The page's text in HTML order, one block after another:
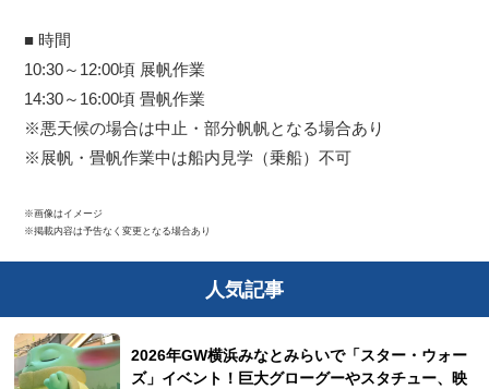
■ 時間
10:30～12:00頃 展帆作業
14:30～16:00頃 畳帆作業
※悪天候の場合は中止・部分帆帆となる場合あり
※展帆・畳帆作業中は船内見学（乗船）不可
※画像はイメージ
※掲載内容は予告なく変更となる場合あり
人気記事
2026年GW横浜みなとみらいで「スター・ウォー
ズ」イベント！巨大グローグーやスタチュー、映